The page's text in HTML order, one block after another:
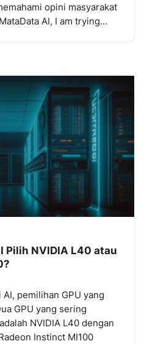
opini masyarakat
AI, I am trying…
Pilih NVIDIA L40 atau
pemilihan GPU yang
GPU yang sering
NVIDIA L40 dengan
Instinct MI100